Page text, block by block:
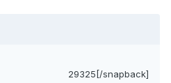
29325[/snapback]